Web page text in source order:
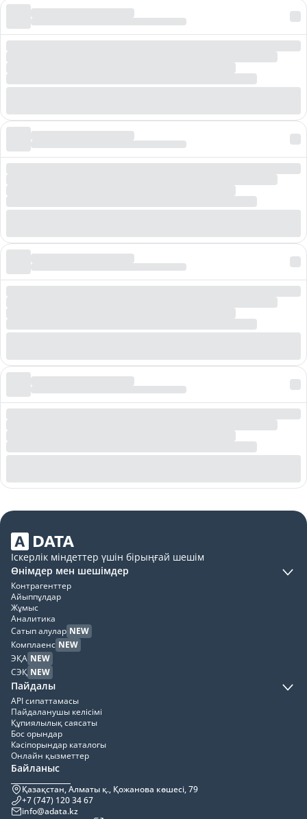
Іскерлік міндеттер үшін бірыңғай шешім
Өнімдер мен шешімдер
Контрагенттер
Айыппұлдар
Жұмыс
Аналитика
Сатып алулар NEW
Комплаенс NEW
ЭҚА NEW
СЭҚ NEW
Пайдалы
API сипаттамасы
Пайдаланушы келісімі
Құпиялылық саясаты
Бос орындар
Кәсіпорындар каталогы
Онлайн қызметтер
Байланыс
Қазақстан, Алматы қ., Қожанова көшесі, 79
+7 (747) 120 34 67
info@adata.kz